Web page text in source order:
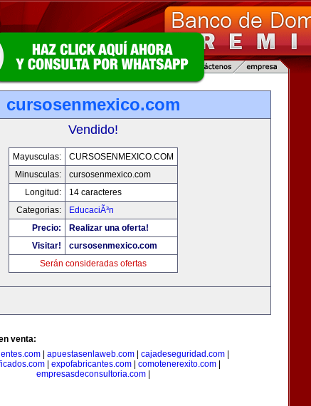
cursosenmexico.com
Vendido!
Mayusculas:
CURSOSENMEXICO.COM
Minusculas:
cursosenmexico.com
Longitud:
14 caracteres
Categorias:
EducaciÃ³n
Precio:
Realizar una oferta!
Visitar!
cursosenmexico.com
Serán consideradas ofertas
venta:
| apuestasenlaweb.com| cajadeseguridad.com|
expofabricantes.com comotenerexito.com
empresasdeconsultoria.com